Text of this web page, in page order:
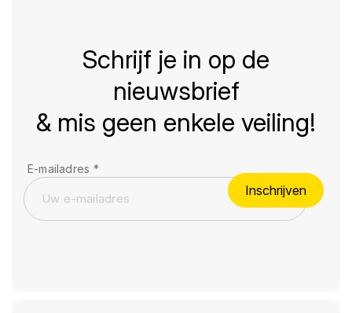
Schrijf je in op de
nieuwsbrief
& mis geen enkele veiling!
E-mailadres *
Inschrijven